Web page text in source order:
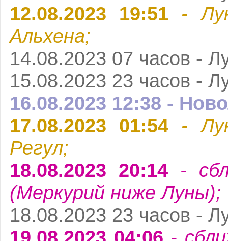
12.08.2023 19:51 -
Альхена;
14.08.2023 07 часов -
15.08.2023 23 часов -
16.08.2023 12:38 -
17.08.2023 01:54 -
Регул;
18.08.2023 20:14-
(Меркурий ниже Луны);
18.08.2023 23 часов -